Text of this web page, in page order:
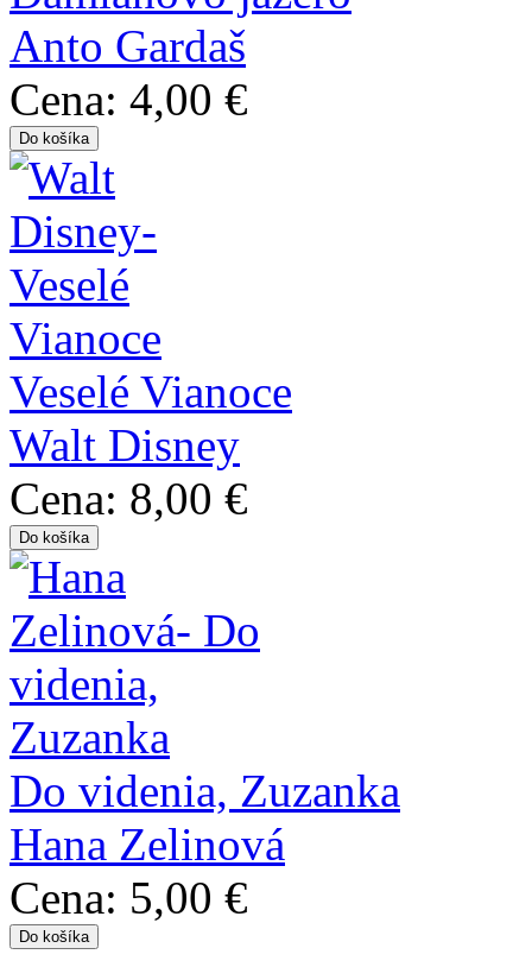
Anto Gardaš
Cena: 4,00 €
Veselé Vianoce
Walt Disney
Cena: 8,00 €
Do videnia, Zuzanka
Hana Zelinová
Cena: 5,00 €